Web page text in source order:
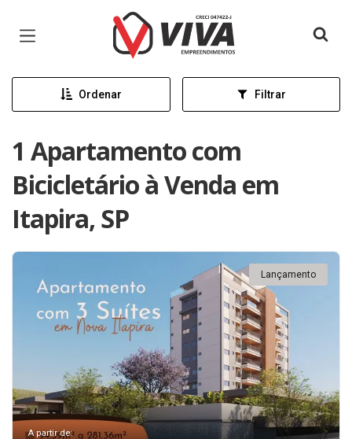
Página inicial
Ordenar Filtrar
1 Apartamento com
Bicicletário à Venda em
Itapira, SP
Lançamento
A partir de: